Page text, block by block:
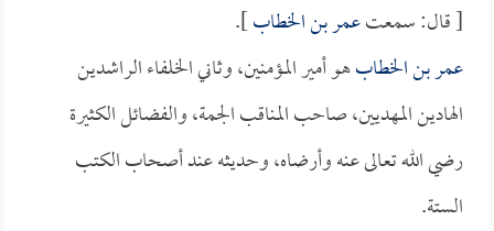
[ قال: سمعتعمر بن الخطاب].
عمر بن الخطابهو أمير المؤمنين، وثاني الخلفاء الراشدين
الهادين المهديين، صاحب المناقب الجمة، والفضائل الكثيرة
رضي الله تعالى عنه وأرضاه، وحديثه عند أصحاب الكتب
الستة.